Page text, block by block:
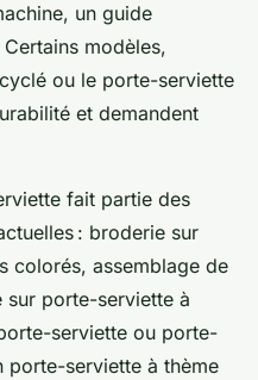
un guide
modèles,
ou le porte-serviette
et demandent
fait partie des
: broderie sur
colorés, assemblage de
sur porte-serviette à
serviette ou porte-
porte-serviette à thème